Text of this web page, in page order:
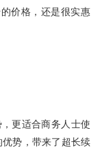
价格，还是很实惠
更适合商务人士使
势，带来了超长续